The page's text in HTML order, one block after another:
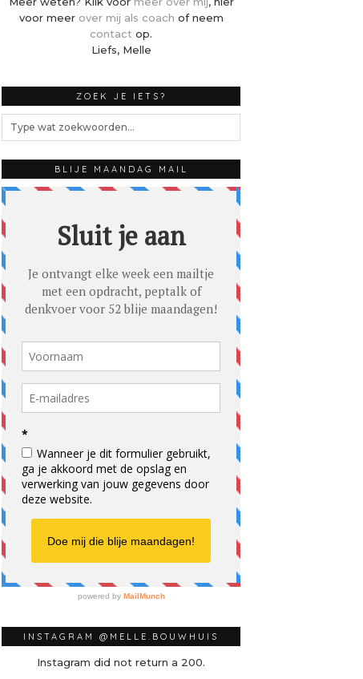
voor meer over mij als coach of neem
contact op.
Liefs, Melle
ZOEK JE IETS?
BLIJE MAANDAG MAIL
INSTAGRAM @MELLE.BOUWHUIS
Instagram did not return a 200.